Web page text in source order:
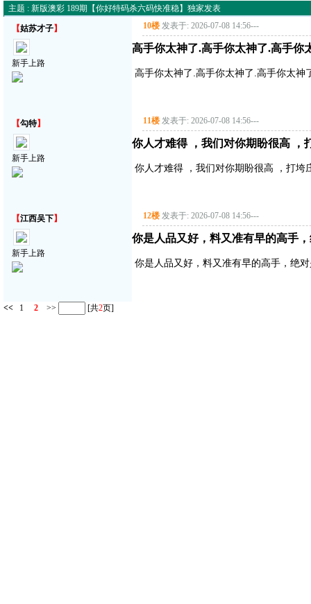
主题 : 新版澳彩 189期【你好特码杀六码快准稳】独家发表
【姑苏才子】
新手上路
10楼 发表于: 2026-07-08 14:56---
高手你太神了.高手你太神了.高手你
高手你太神了.高手你太神了.高手你太神
【勾特】
新手上路
11楼 发表于: 2026-07-08 14:56---
你人才难得 ，我们对你期盼很高 ，
你人才难得 ，我们对你期盼很高 ，打垮
【江西吴下】
新手上路
12楼 发表于: 2026-07-08 14:56---
你是人品又好，料又准有早的高手
你是人品又好，料又准有早的高手，绝
<< 1 2 >> [共2页]